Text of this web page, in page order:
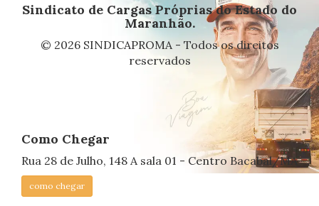
Sindicato de Cargas Próprias do Estado do
Maranhão.
© 2026 SINDICAPROMA - Todos os direitos
reservados
Como Chegar
Rua 28 de Julho, 148 A sala 01 - Centro Bacabal/MA
como chegar